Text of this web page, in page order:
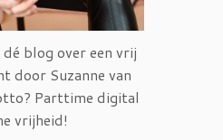
blog over een vrij
door Suzanne van
Parttime digital
vrijheid!